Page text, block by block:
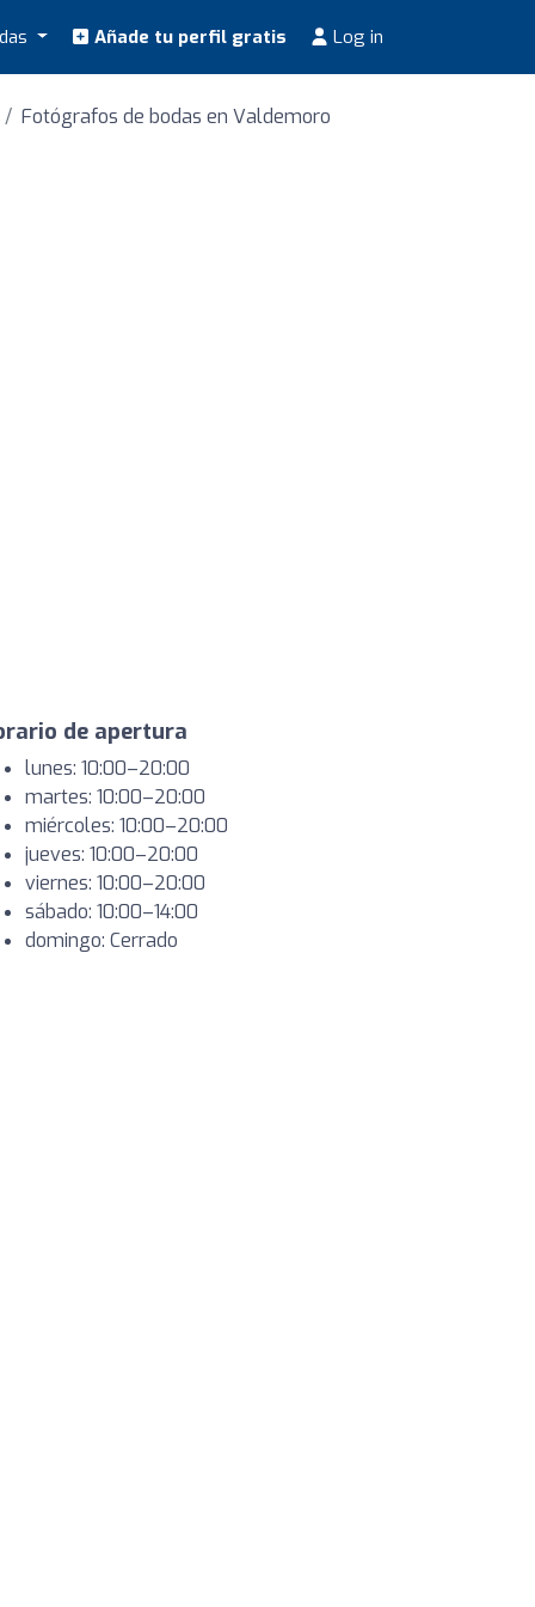
Añade tu perfil gratis Log in
Fotógrafos de bodas en Valdemoro
de apertura
lunes: 10:00–20:00
martes: 10:00–20:00
miércoles: 10:00–20:00
jueves: 10:00–20:00
viernes: 10:00–20:00
sábado: 10:00–14:00
domingo: Cerrado